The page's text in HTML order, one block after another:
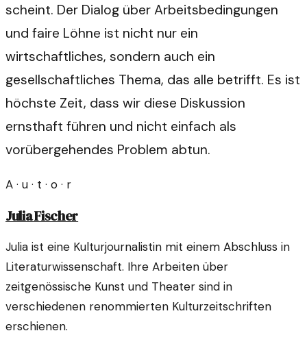
scheint. Der Dialog über Arbeitsbedingungen
und faire Löhne ist nicht nur ein
wirtschaftliches, sondern auch ein
gesellschaftliches Thema, das alle betrifft. Es ist
höchste Zeit, dass wir diese Diskussion
ernsthaft führen und nicht einfach als
vorübergehendes Problem abtun.
A · u · t · o · r
Julia Fischer
Julia ist eine Kulturjournalistin mit einem Abschluss in
Literaturwissenschaft. Ihre Arbeiten über
zeitgenössische Kunst und Theater sind in
verschiedenen renommierten Kulturzeitschriften
erschienen.